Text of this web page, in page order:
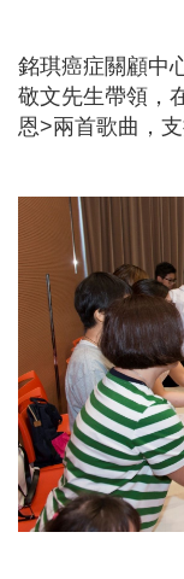
銘琪癌症關顧中
敬文先生帶領，
恩>兩首歌曲，